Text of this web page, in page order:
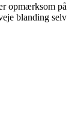
opmærksom på
blanding selv